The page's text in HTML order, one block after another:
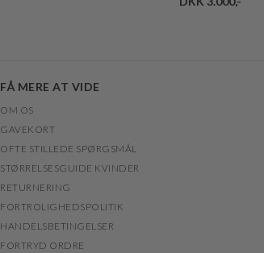
FÅ MERE AT VIDE
OM OS
GAVEKORT
OFTE STILLEDE SPØRGSMÅL
STØRRELSESGUIDE KVINDER
RETURNERING
FORTROLIGHEDSPOLITIK
HANDELSBETINGELSER
FORTRYD ORDRE